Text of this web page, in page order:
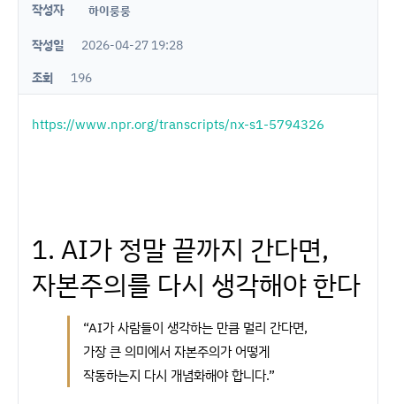
작성자 하이룽룽
작성일
2026-04-27 19:28
조회
196
https://www.npr.org/transcripts/nx-s1-5794326
1. AI가 정말 끝까지 간다면,
자본주의를 다시 생각해야 한다
“AI가 사람들이 생각하는 만큼 멀리 간다면,
가장 큰 의미에서 자본주의가 어떻게
작동하는지 다시 개념화해야 합니다.”